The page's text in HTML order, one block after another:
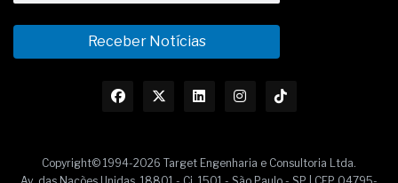
Receber Notícias
Copyright© 1994-2026 Target Engenharia e Consultoria Ltda.